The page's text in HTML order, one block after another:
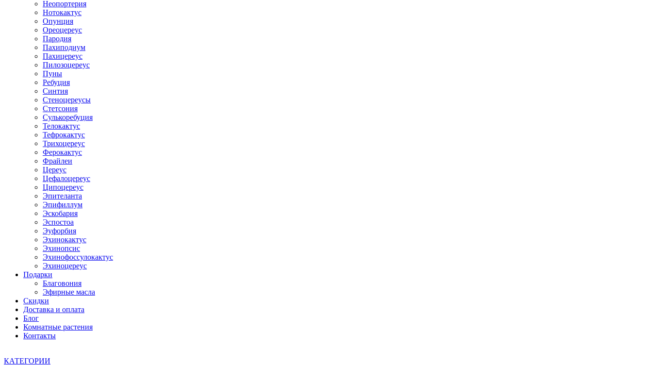
Неопортерия
Нотокактус
Опунция
Ореоцереус
Пародия
Пахиподиум
Пахицереус
Пилозоцереус
Пуны
Ребуция
Синтия
Стеноцереусы
Стетсония
Сулькоребуция
Телокактус
Тефрокактус
Трихоцереус
Ферокактус
Фрайлеи
Цереус
Цефалоцереус
Ципоцереус
Эпителанта
Эпифиллум
Эскобария
Эспостоа
Эуфорбия
Эхинокактус
Эхинопсис
Эхинофоссулокактус
Эхиноцереус
Подарки
Благовония
Эфирные масла
Скидки
Доставка и оплата
Блог
Комнатные растения
Контакты
КАТЕГОРИИ